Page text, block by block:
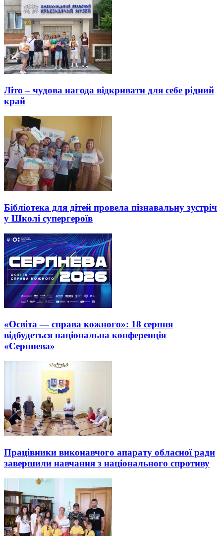
Літо – чудова нагода відкривати для себе рідний
край
Бібліотека для дітей провела пізнавальну зустріч
у Школі супергероїв
«Освіта — справа кожного»: 18 серпня
відбудеться національна конференція
«Серпнева»
Працівники виконавчого апарату обласної ради
завершили навчання з національного спротиву